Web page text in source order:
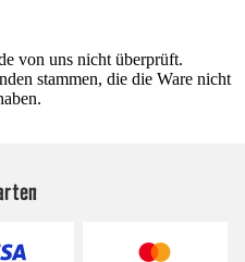
von uns nicht überprüft.
stammen, die die Ware nicht